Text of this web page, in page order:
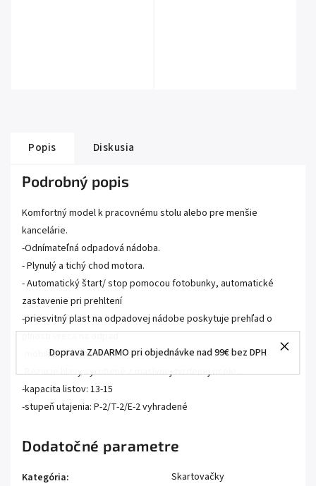
Doprava ZADARMO pri objednávke nad 99€ bez DPH
Popis Diskusia
Podrobný popis
Komfortný model k pracovnému stolu alebo pre menšie
kancelárie.
-Odnímateľná odpadová nádoba.
- Plynulý a tichý chod motora.
- Automatický štart/ stop pomocou fotobunky, automatické
zastavenie pri prehltení
-priesvitný plast na odpadovej nádobe poskytuje prehľad o
-mobilné na kolieskach
-Rezacie hlavy vyrobené z masívnej tvrdenej ocele.
-kapacita listov: 13-15
-stupeň utajenia: P-2/T-2/E-2 vyhradené
Dodatočné parametre
Kategória:
Skartovačky